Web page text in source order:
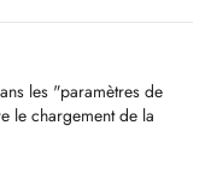
les "paramètres de
le chargement de la